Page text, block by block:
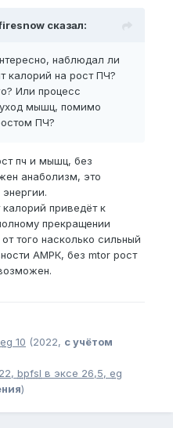
сказал:
наблюдал ли
калорий на рост ПЧ?
Или процесс
мышц, помимо
ПЧ?
пч и мышц, без
анаболизм, это
приведёт к
прекращении
того насколько сильный
АМРК, без mtor рост
eg 10 (2022, с учётом
bpfsl в эксе 26,5, eg
)